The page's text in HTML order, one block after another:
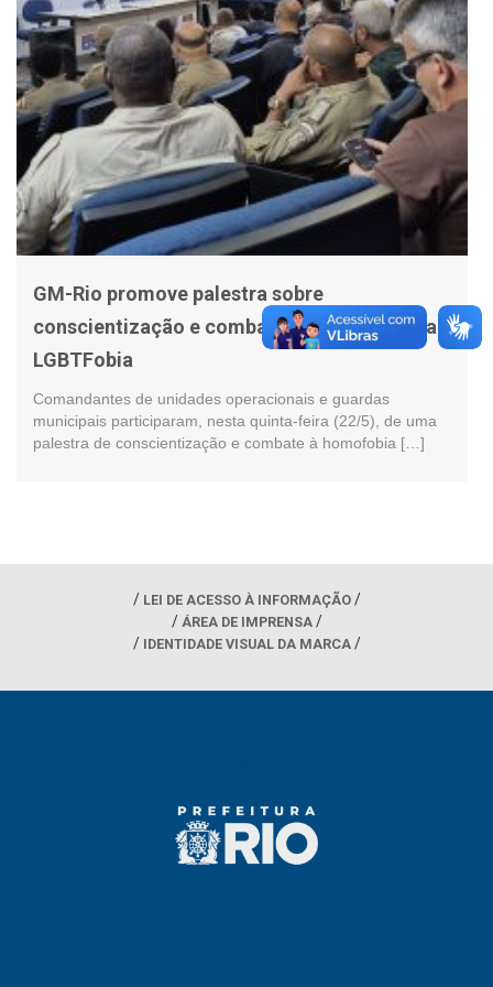
GM-Rio promove palestra sobre
conscientização e combate à homofobia e a
LGBTFobia
Comandantes de unidades operacionais e guardas
municipais participaram, nesta quinta-feira (22/5), de uma
palestra de conscientização e combate à homofobia […]
LEI DE ACESSO À INFORMAÇÃO
ÁREA DE IMPRENSA
IDENTIDADE VISUAL DA MARCA